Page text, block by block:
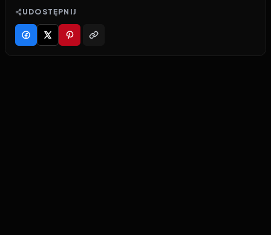
UDOSTĘPNIJ